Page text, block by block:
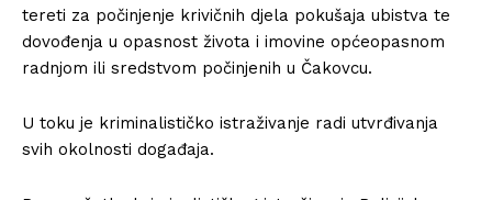
tereti za počinjenje krivičnih djela pokušaja ubistva te
dovođenja u opasnost života i imovine općeopasnom
radnjom ili sredstvom počinjenih u Čakovcu.
U toku je kriminalističko istraživanje radi utvrđivanja
svih okolnosti događaja.